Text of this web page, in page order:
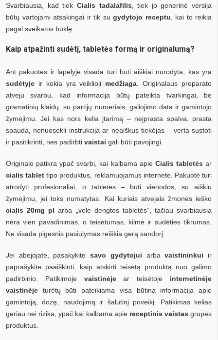
Svarbiausia, kad tiek Cialis tadalafilis , tiek jo generinė versija
būtų vartojami atsakingai ir tik su gydytojo receptu , kai to reikia
pagal sveikatos būklę.
Kaip atpažinti sudėtį, tabletės formą ir originalumą?
Ant pakuotės ir lapelyje visada turi būti aiškiai nurodyta, kas yra
sudėtyje ir kokia yra veiklioji medžiaga . Originalaus preparato
atveju svarbu, kad informacija būtų pateikta tvarkingai, be
gramatinių klaidų, su partijų numeriais, galiojimo data ir gamintojo
žymėjimu. Jei kas nors kelia įtarimą – neįprasta spalva, prasta
spauda, nenuosekli instrukcija ar neaiškus tiekėjas – verta sustoti
ir pasitikrinti, nes padirbti vaistai gali būti pavojingi.
Originalo patikra ypač svarbi, kai kalbama apie Cialis tabletės ar
cialis tablet tipo produktus, reklamuojamus internete. Pakuotė turi
atrodyti profesionaliai, o tabletės – būti vienodos, su aiškiu
žymėjimu, jei toks numatytas. Kai kuriais atvejais žmonės ieško
cialis 20mg pl arba „vele dengtos tabletės“, tačiau svarbiausia
nėra vien pavadinimas, o teisėtumas, kilmė ir sudėties tikrumas.
Ne visada pigesnis pasiūlymas reiškia gerą sandorį.
Jei abejojate, pasakykitesavo gydytojui arbavaistininkui ir
paprašykite paaiškinti, kaip atskirti teisėtą produktą nuo galimo
padirbinio. Patikimoje vaistinėjear teisėtoje internetinėje
vaistinėje turėtų būti pateikiama visa būtina informacija apie
gamintoją, dozę, naudojimą ir šalutinį poveikį. Patikimas kelias
geriau nei rizika, ypač kai kalbama apie receptinis vaistas grupės
produktus.